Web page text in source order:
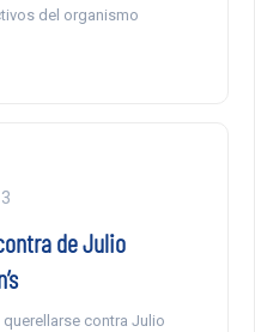
del organismo
de Julio
querellarse contra Julio